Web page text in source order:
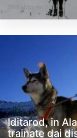
28 Febbraio 2018
Iditarod, in
trainate dai